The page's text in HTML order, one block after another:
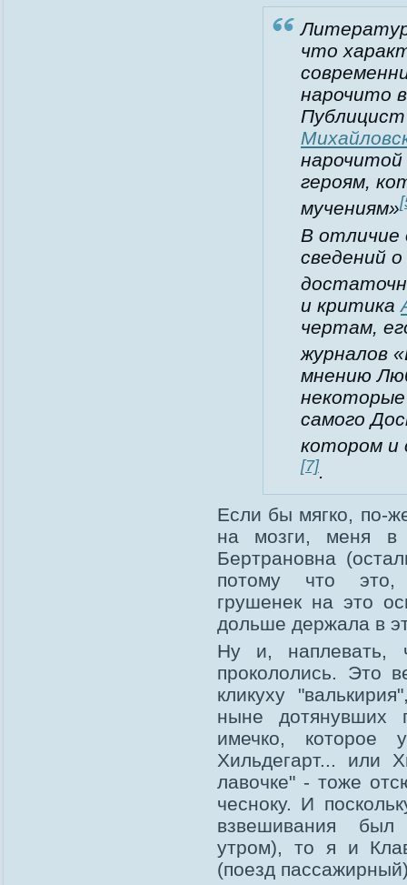
что
нарочито
героям,
мучениям»
В отличие
сведений
и критика
чертам,
журналов
мнению
самого
котором и
[7].
Если бы мягко, по-
на мозги, меня в
Бертрановна
потому что
грушенек на это
дольше держала в
Ну и, наплевать,
прокололись. Это
кликуху
ныне дотянувших
имечко,
Хильдегарт... или
лавочке" - тоже
чесноку. И
взвешивания
утром), то я и
(поезд